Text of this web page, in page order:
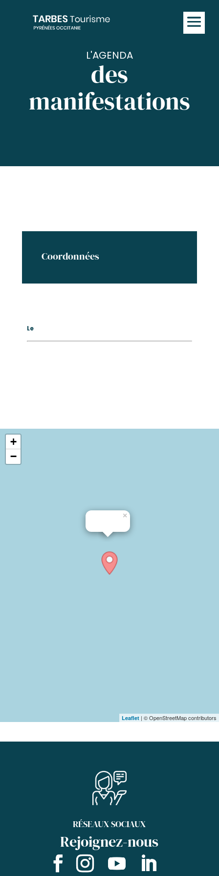
L'AGENDA
des
manifestations
Coordonnées
Le
×
+
−
Leaflet | © OpenStreetMap contributors
RÉSEAUX SOCIAUX
Rejoignez-nous